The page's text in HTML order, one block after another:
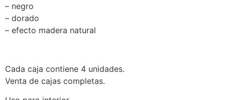
– negro
– dorado
– efecto madera natural
Cada caja contiene 4 unidades.
Venta de cajas completas.